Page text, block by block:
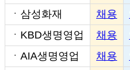
ㆍ 삼성화재 채용
ㆍ KBD생명영업 채용
ㆍ AIA생명영업 채용